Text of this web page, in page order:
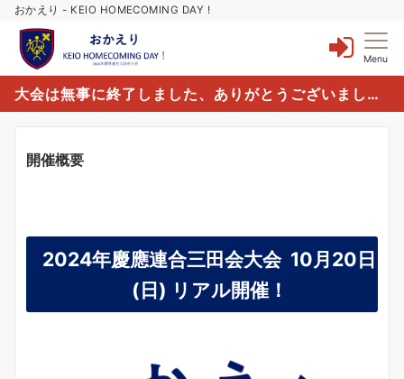
おかえり - KEIO HOMECOMING DAY !
Menu
大会は無事に終了しました、ありがとうございました。
開催概要
2024年慶應連合三田会大会 10月20日
(日) リアル開催！